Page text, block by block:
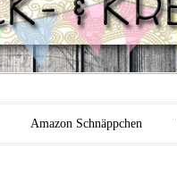
Amazon Schnäppchen